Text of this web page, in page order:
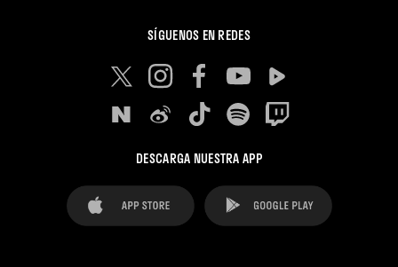
SÍGUENOS EN REDES
DESCARGA NUESTRA APP